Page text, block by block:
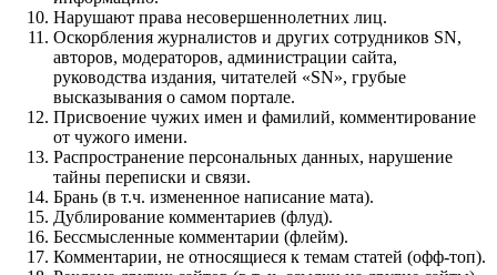
Нарушают права несовершеннолетних лиц.
Оскорбления журналистов и других сотрудников SN,
авторов, модераторов, администрации сайта,
руководства издания, читателей «SN», грубые
высказывания о самом портале.
Присвоение чужих имен и фамилий, комментирование
от чужого имени.
Распространение персональных данных, нарушение
тайны переписки и связи.
Брань (в т.ч. измененное написание мата).
Дублирование комментариев (флуд).
Бессмысленные комментарии (флейм).
Комментарии, не относящиеся к темам статей (офф-топ).